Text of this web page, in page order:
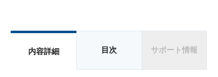
内容詳細 目次 サポート情報